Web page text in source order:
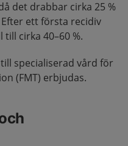
det drabbar cirka 25 %
ett första recidiv
cirka 40–60 %.
specialiserad vård för
(FMT) erbjudas.